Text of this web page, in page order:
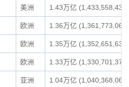
美洲 1.43万亿
欧洲 1.36万亿
欧洲 1.35万亿
欧洲 1.33万亿
亚洲 1.04万亿